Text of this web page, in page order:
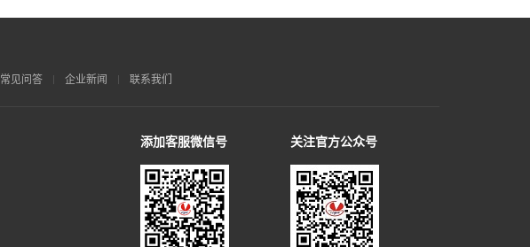
常见问答 企业新闻 联系我们
添加客服微信号 关注官方公众号